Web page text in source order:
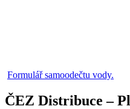
Formulář samoodečtu vody.
ČEZ Distribuce –